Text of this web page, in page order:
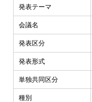
発表テーマ
会議名
発表区分
発表形式
単独共同区分
種別